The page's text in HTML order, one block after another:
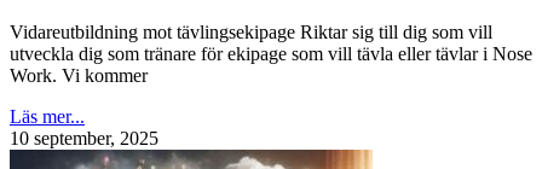
Vidareutbildning mot tävlingsekipage Riktar sig till dig som vill
utveckla dig som tränare för ekipage som vill tävla eller tävlar i Nose
Work. Vi kommer
Läs mer...
10 september, 2025